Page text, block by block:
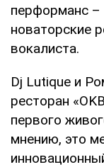
перформанс –
новаторские
вокалиста.
Dj Lutique и
ресторан
первого
мнению, это